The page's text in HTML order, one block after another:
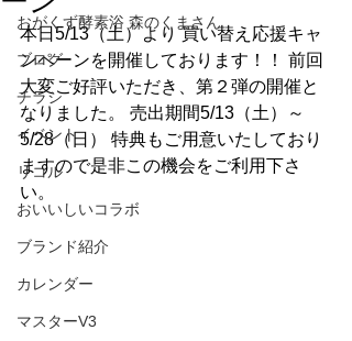
おがくず酵素浴 森のくまさん
ブログ
チラシ
イベント
リコル
おいいしいコラボ
ブランド紹介
カレンダー
マスターV3
本日5/13（土）より 買い替え応援キャ
ンペーンを開催しております！！ 前回
大変ご好評いただき、第２弾の開催と
なりました。 売出期間5/13（土）～
5/28（日） 特典もご用意いたしており
ますので是非この機会をご利用下さ
い。